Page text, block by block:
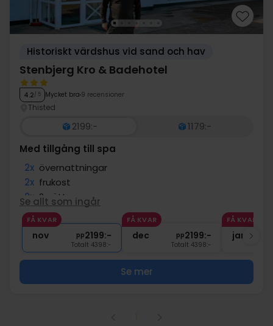
Historiskt värdshus vid sand och hav
Stenbjerg Kro & Badehotel
4.2/ 5 Mycket bra 9 recensioner
Thisted
2199:-
1179:-
Med tillgång till spa
2x övernattningar
2x frukost
2x 2-rättersmeny
1x 4 timmars tillgång till spa
1x Välkommen mousserande vin
Se allt som ingår
FÅ KVAR
nov pp2199:-
Totalt 4398:-
FÅ KVAR
dec pp2199:-
Totalt 4398:-
FÅ KVAR
jan
Se mer